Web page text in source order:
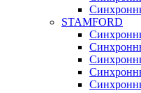
STAMFORD